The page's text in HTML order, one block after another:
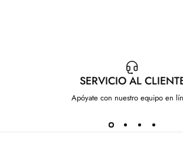
SERVICIO AL
Apóyate con nuestro equipo en